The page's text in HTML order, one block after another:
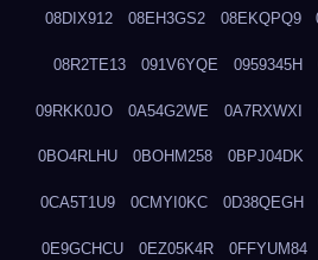
08DIX912 08EH3GS2 08EKQPQ9
08R2TE13 091V6YQE 0959345H
09RKK0JO 0A54G2WE 0A7RXWXI
0BO4RLHU 0BOHM258 0BPJ04DK
0CA5T1U9 0CMYI0KC 0D38QEGH
0E9GCHCU 0EZ05K4R 0FFYUM84